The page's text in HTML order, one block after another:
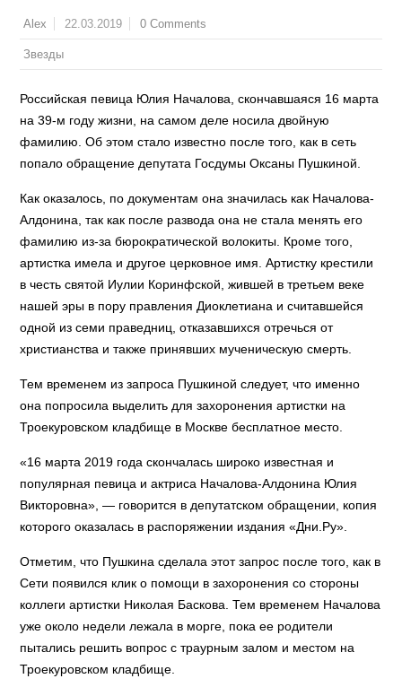
Alex 22.03.2019 0 Comments
Звезды
Российская певица Юлия Началова, скончавшаяся 16 марта
на 39-м году жизни, на самом деле носила двойную
фамилию. Об этом стало известно после того, как в сеть
попало обращение депутата Госдумы Оксаны Пушкиной.
Как оказалось, по документам она значилась как Началова-
Алдонина, так как после развода она не стала менять его
фамилию из-за бюрократической волокиты. Кроме того,
артистка имела и другое церковное имя. Артистку крестили
в честь святой Иулии Коринфской, жившей в третьем веке
нашей эры в пору правления Диоклетиана и считавшейся
одной из семи праведниц, отказавшихся отречься от
христианства и также принявших мученическую смерть.
Тем временем из запроса Пушкиной следует, что именно
она попросила выделить для захоронения артистки на
Троекуровском кладбище в Москве бесплатное место.
«16 марта 2019 года скончалась широко известная и
популярная певица и актриса Началова-Алдонина Юлия
Викторовна», — говорится в депутатском обращении, копия
которого оказалась в распоряжении издания «Дни.Ру».
Отметим, что Пушкина сделала этот запрос после того, как в
Сети появился клик о помощи в захоронения со стороны
коллеги артистки Николая Баскова. Тем временем Началова
уже около недели лежала в морге, пока ее родители
пытались решить вопрос с траурным залом и местом на
Троекуровском кладбище.